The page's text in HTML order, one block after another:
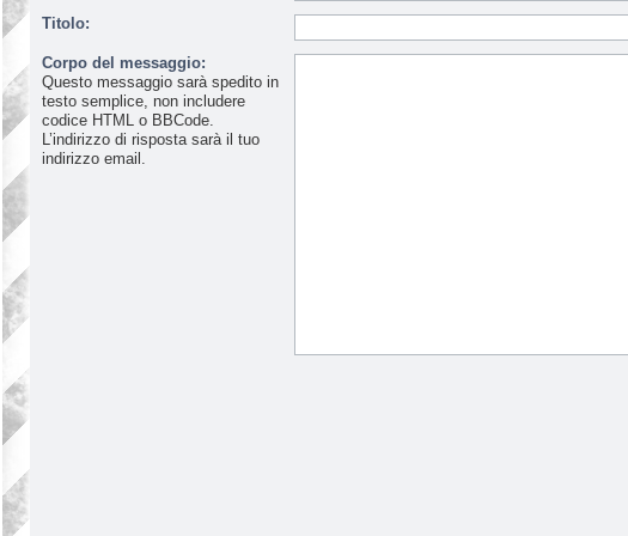
Titolo:
Corpo del messaggio:
Questo messaggio sarà spedito in
testo semplice, non includere
codice HTML o BBCode.
L’indirizzo di risposta sarà il tuo
indirizzo email.